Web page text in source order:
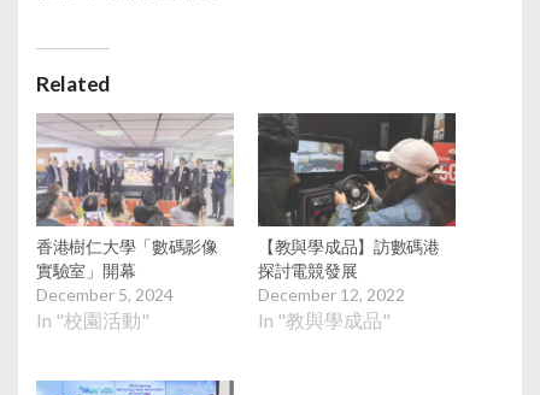
Related
香港樹仁大學「數碼影像
實驗室」開幕
December 5, 2024
In "校園活動"
【教與學成品】訪數碼港
探討電競發展
December 12, 2022
In "教與學成品"